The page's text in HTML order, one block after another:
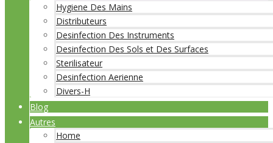
Hygiene Des Mains
Distributeurs
Desinfection Des Instruments
Desinfection Des Sols et Des Surfaces
Sterilisateur
Desinfection Aerienne
Divers-H
Blog
Autres
Home